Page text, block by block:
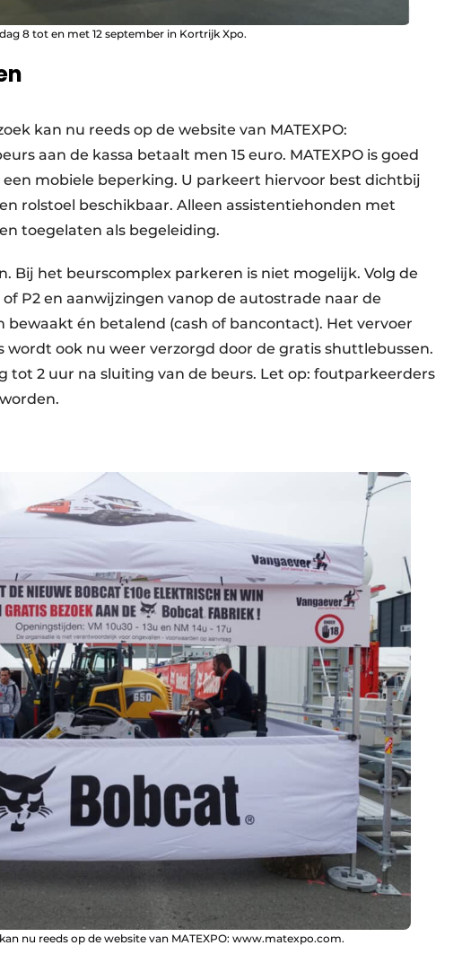
8 tot en met 12 september in Kortrijk Xpo.
kan nu reeds op de website van MATEXPO:
aan de kassa betaalt men 15 euro. MATEXPO is goed
mobiele beperking. U parkeert hiervoor best dichtbij
rolstoel beschikbaar. Alleen assistentiehonden met
toegelaten als begeleiding.
Bij het beurscomplex parkeren is niet mogelijk. Volg de
P2 en aanwijzingen vanop de autostrade naar de
bewaakt én betalend (cash of bancontact). Het vervoer
wordt ook nu weer verzorgd door de gratis shuttlebussen.
tot 2 uur na sluiting van de beurs. Let op: foutparkeerders
worden.
nu reeds op de website van MATEXPO: www.matexpo.com.